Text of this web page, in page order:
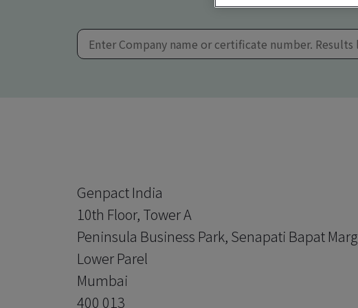
Genpact India
10th Floor, Tower A
Peninsula Business Park, Senapati Bapat Marg
Lower Parel
Mumbai
400 013